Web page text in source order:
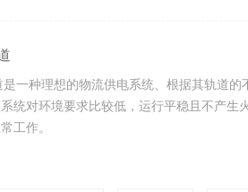
一种理想的物流供电系统、根据其轨道
统对环境要求比较低，运行平稳且不产生
工作。